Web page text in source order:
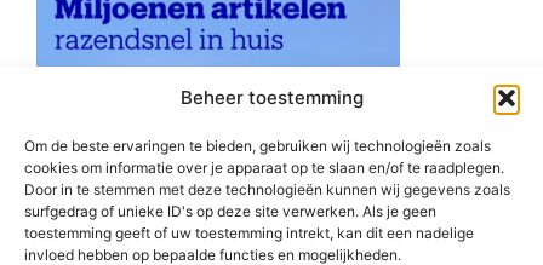
Beheer toestemming
Om de beste ervaringen te bieden, gebruiken wij technologieën zoals
cookies om informatie over je apparaat op te slaan en/of te raadplegen.
Door in te stemmen met deze technologieën kunnen wij gegevens zoals
surfgedrag of unieke ID's op deze site verwerken. Als je geen
toestemming geeft of uw toestemming intrekt, kan dit een nadelige
invloed hebben op bepaalde functies en mogelijkheden.